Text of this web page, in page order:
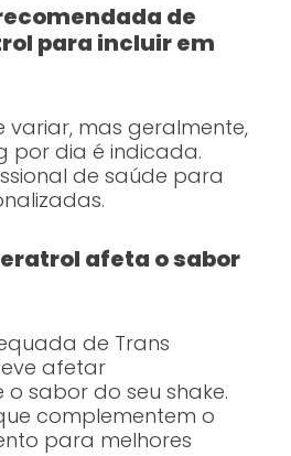
de
para incluir em
variar, mas geralmente,
por dia é indicada.
de saúde para
afeta o sabor
de Trans
afetar
sabor do seu shake.
complementem o
para melhores